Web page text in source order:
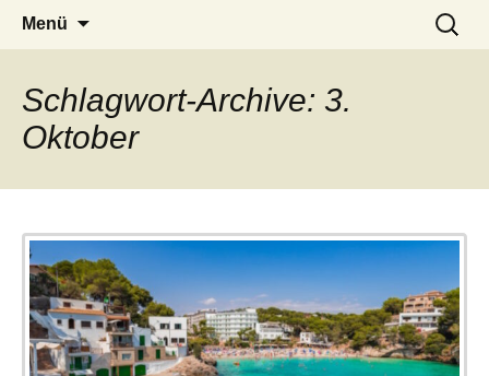
LUCKX
– das Magazin
Menü
Suchen
nach:
Schlagwort-Archive: 3.
Oktober